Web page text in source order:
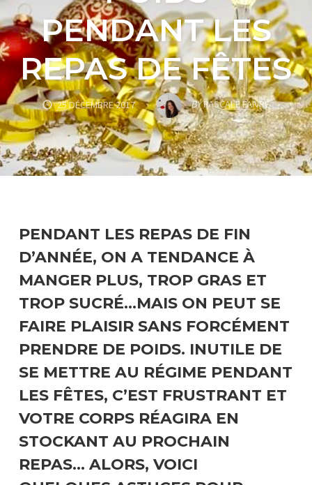
PENDANT LES
REPAS DE FÊTES
25 DÉCEMBRE 2017 BYPASCALE FAIVRE
PENDANT LES REPAS DE FIN
D’ANNÉE, ON A TENDANCE À
MANGER PLUS, TROP GRAS ET
TROP SUCRÉ…MAIS ON PEUT SE
FAIRE PLAISIR SANS FORCÉMENT
PRENDRE DE POIDS. INUTILE DE
SE METTRE AU RÉGIME PENDANT
LES FÊTES, C’EST FRUSTRANT ET
VOTRE CORPS RÉAGIRA EN
STOCKANT AU PROCHAIN
REPAS… ALORS, VOICI